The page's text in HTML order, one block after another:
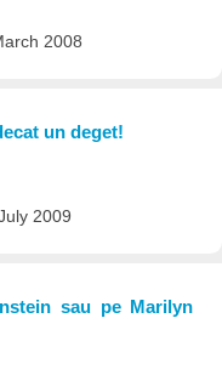
2008
un deget!
2009
sau pe Marilyn